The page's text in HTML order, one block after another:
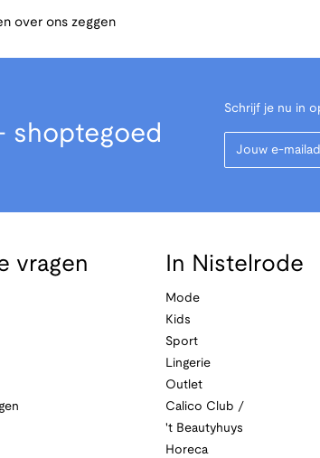
over ons zeggen
shoptegoed
Schrijf je nu in
Your Email
vragen In Nistelrode
Mode
Kids
Sport
Lingerie
Outlet
Calico Club /
't Beautyhuys
Horeca